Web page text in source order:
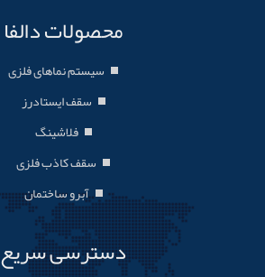
محصولات دالفا
سیستم نماهای فلزی
سقف ایستادرز
فلاشینگ
سقف کاذب فلزی
آبرو ساختمان
دسترسی سریع